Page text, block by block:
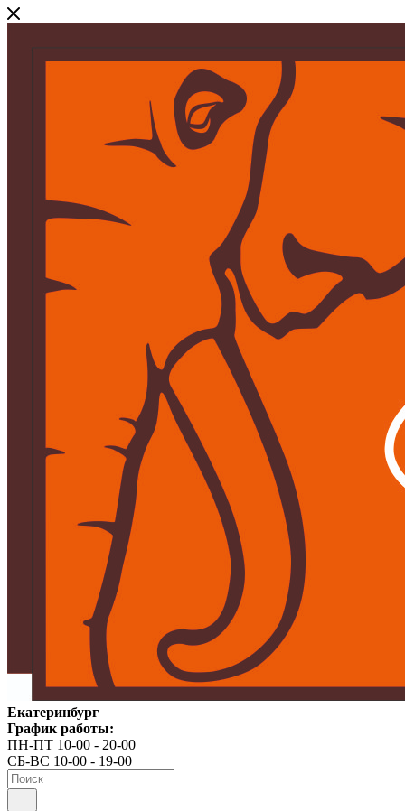
Екатеринбург
График работы:
ПН-ПТ 10-00 - 20-00
СБ-ВС 10-00 - 19-00